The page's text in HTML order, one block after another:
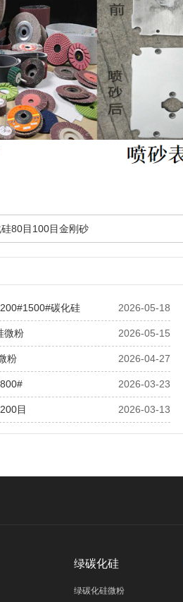
80目100目金刚砂
2026-05-18
碳化硅
2026-05-15
微粉
2026-04-27
粉
2026-03-23
2026-03-13
目
绿碳化硅
绿碳化硅微粉